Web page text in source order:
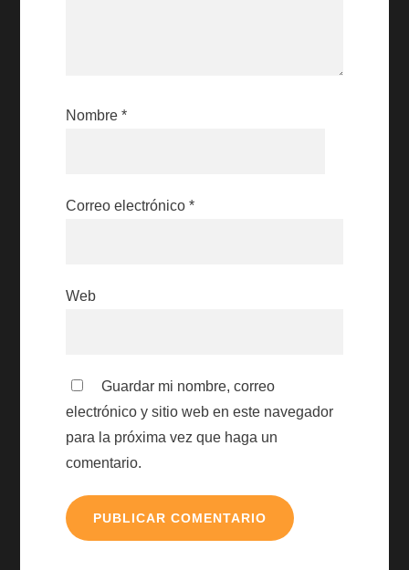
Nombre*
Correo electrónico*
Web
Guardar mi nombre, correo
electrónico y sitio web en este navegador
para la próxima vez que haga un
comentario.